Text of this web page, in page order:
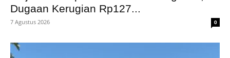
Dugaan Kerugian Rp127...
7 Agustus 2026 0